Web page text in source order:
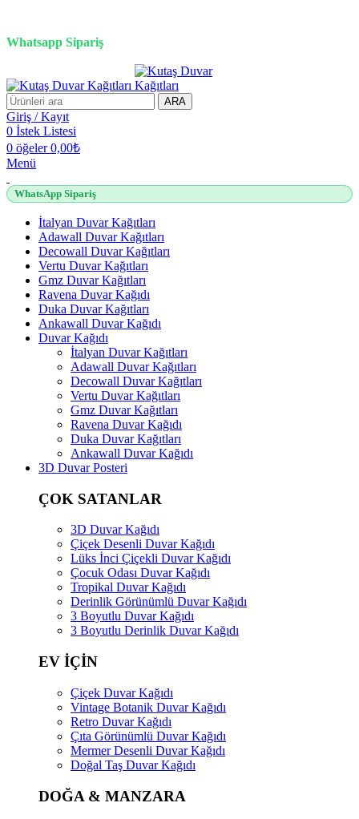
Whatsapp Sipariş
ARA
Giriş / Kayıt
0 İstek Listesi
0 öğeler 0,00₺
Menü
WhatsApp Sipariş
İtalyan Duvar Kağıtları
Adawall Duvar Kağıtları
Decowall Duvar Kağıtları
Vertu Duvar Kağıtları
Gmz Duvar Kağıtları
Ravena Duvar Kağıdı
Duka Duvar Kağıtları
Ankawall Duvar Kağıdı
Duvar Kağıdı
İtalyan Duvar Kağıtları
Adawall Duvar Kağıtları
Decowall Duvar Kağıtları
Vertu Duvar Kağıtları
Gmz Duvar Kağıtları
Ravena Duvar Kağıdı
Duka Duvar Kağıtları
Ankawall Duvar Kağıdı
3D Duvar Posteri
ÇOK SATANLAR
3D Duvar Kağıdı
Çiçek Desenli Duvar Kağıdı
Lüks İnci Çiçekli Duvar Kağıdı
Çocuk Odası Duvar Kağıdı
Tropikal Duvar Kağıdı
Derinlik Görünümlü Duvar Kağıdı
3 Boyutlu Duvar Kağıdı
3 Boyutlu Derinlik Duvar Kağıdı
EV İÇİN
Çiçek Duvar Kağıdı
Vintage Botanik Duvar Kağıdı
Retro Duvar Kağıdı
Çıta Görünümlü Duvar Kağıdı
Mermer Desenli Duvar Kağıdı
Doğal Taş Duvar Kağıdı
DOĞA & MANZARA